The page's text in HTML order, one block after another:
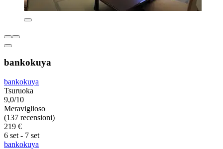
bankokuya
bankokuya
Tsuruoka
9,0/10
Meraviglioso
(137 recensioni)
219 €
6 set - 7 set
bankokuya